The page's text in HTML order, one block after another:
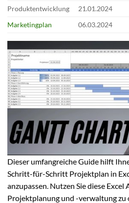
Produktentwicklung
21.01.2024
Marketingplan
06.03.2024
Dieser umfangreiche Guide hilft
Schritt-für-Schritt Projektplan in
anzupassen. Nutzen Sie diese
Projektplanung und -verwaltung zu